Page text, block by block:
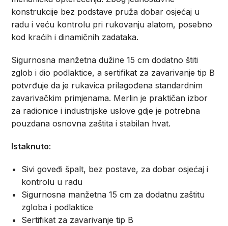
konstrukcije bez podstave pruža dobar osjećaj u
radu i veću kontrolu pri rukovanju alatom, posebno
kod kraćih i dinamičnih zadataka.
Sigurnosna manžetna dužine 15 cm dodatno štiti
zglob i dio podlaktice, a sertifikat za zavarivanje tip B
potvrđuje da je rukavica prilagođena standardnim
zavarivačkim primjenama. Merlin je praktičan izbor
za radionice i industrijske uslove gdje je potrebna
pouzdana osnovna zaštita i stabilan hvat.
Istaknuto:
Sivi goveđi špalt, bez postave, za dobar osjećaj i
kontrolu u radu
Sigurnosna manžetna 15 cm za dodatnu zaštitu
zgloba i podlaktice
Sertifikat za zavarivanje tip B